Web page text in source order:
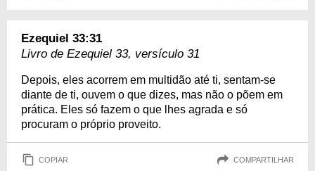
Ezequiel 33:31
Livro de Ezequiel 33, versículo 31
Depois, eles acorrem em multidão até ti, sentam-se
diante de ti, ouvem o que dizes, mas não o põem em
prática. Eles só fazem o que lhes agrada e só
procuram o próprio proveito.
COPIAR COMPARTILHAR